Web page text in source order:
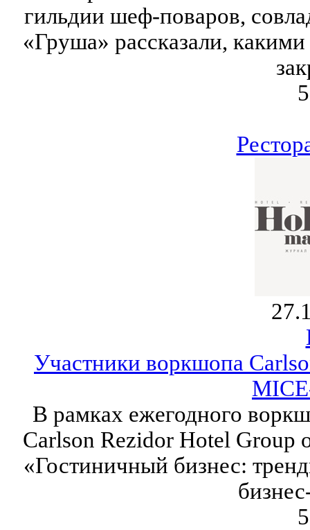
гильдии шеф-поваров,
«Груша» рассказали,
Участники воркшопа
В рамках ежегодного
Carlson Rezidor Hotel Group
«Гостиничный бизнес: